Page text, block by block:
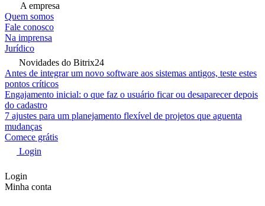
A empresa
Quem somos
Fale conosco
Na imprensa
Jurídico
Novidades do Bitrix24
Antes de integrar um novo software aos sistemas antigos, teste estes
pontos críticos
Engajamento inicial: o que faz o usuário ficar ou desaparecer depois
do cadastro
7 ajustes para um planejamento flexível de projetos que aguenta
mudanças
Comece grátis
Login
Login
Minha conta